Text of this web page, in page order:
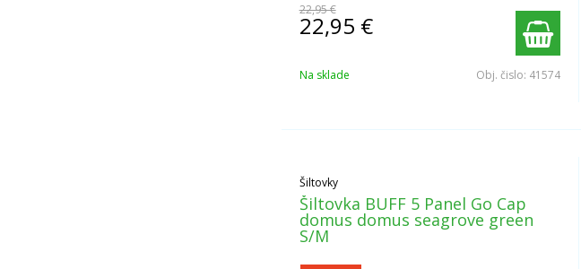
22,95 €
22,95 €
Na sklade Obj. čislo: 41574
Šiltovky
Šiltovka BUFF 5 Panel Go Cap
domus domus seagrove green
S/M